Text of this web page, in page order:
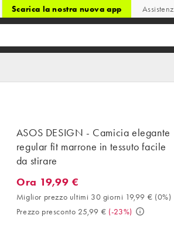
Scarica la nostra nuova app
ASOS DESIGN - Camicia elegante
regular fit marrone in tessuto facile
da stirare
Ora 19,99 €. Miglior prezzo ultimi 30
Ora 19,99 €
Miglior prezzo ultimi 30 giorni 19,99 € (0%)
Prezzo presconto 25,99 € (-23%)